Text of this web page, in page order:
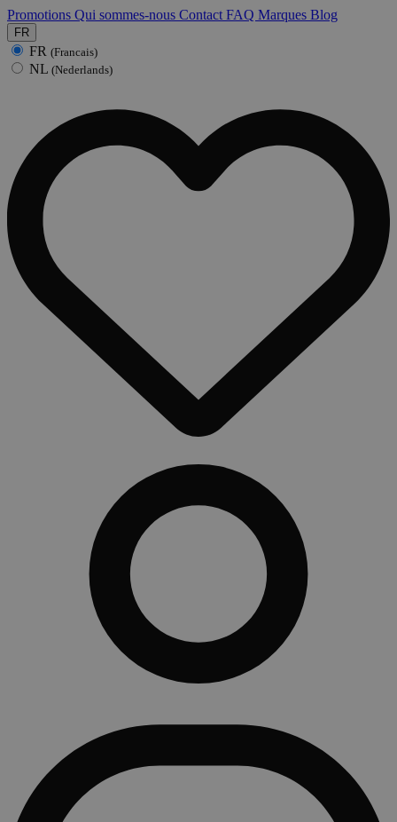
Promotions Qui sommes-nous Contact FAQ Marques Blog
FR
FR (Francais)
NL (Nederlands)